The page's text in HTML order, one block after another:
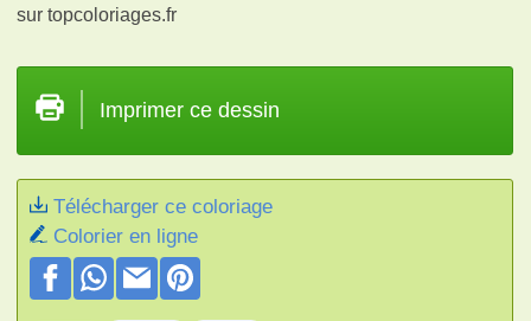
sur topcoloriages.fr
Imprimer ce dessin
Télécharger ce coloriage
Colorier en ligne